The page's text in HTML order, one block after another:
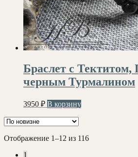
Браслет с Тектитом,
черным Турмалином
3950 ₽ В корзину
Отображение 1–12 из 116Сортировка:
1